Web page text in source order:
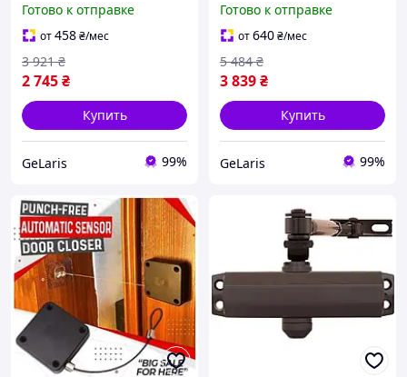
на двери / Доводчик
двери / Доводчик для
дверей
Готово к отправке
от458₴/мес
2 745₴
3 921 ₴
Купить
GeLaris 99%
доводчик на двери /
Доводчик двери
Готово к отправке
от640₴/мес
3 839₴
5 484 ₴
Купить
GeLaris 99%